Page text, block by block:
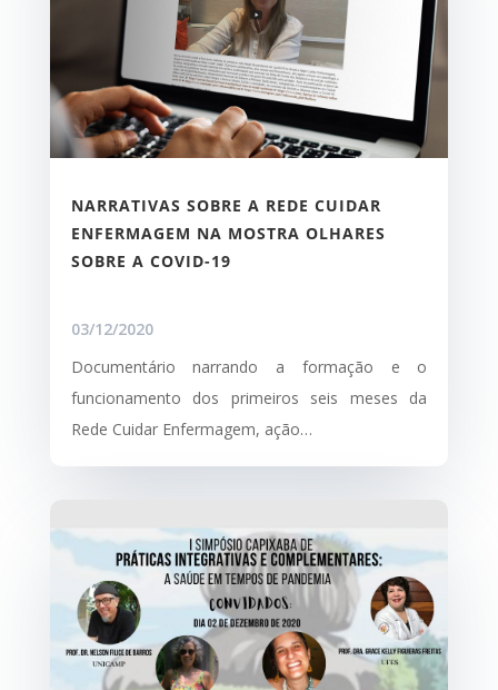
NARRATIVAS SOBRE A REDE CUIDAR
ENFERMAGEM NA MOSTRA OLHARES
SOBRE A COVID-19
03/12/2020
Documentário narrando a formação e o
funcionamento dos primeiros seis meses da
Rede Cuidar Enfermagem, ação…